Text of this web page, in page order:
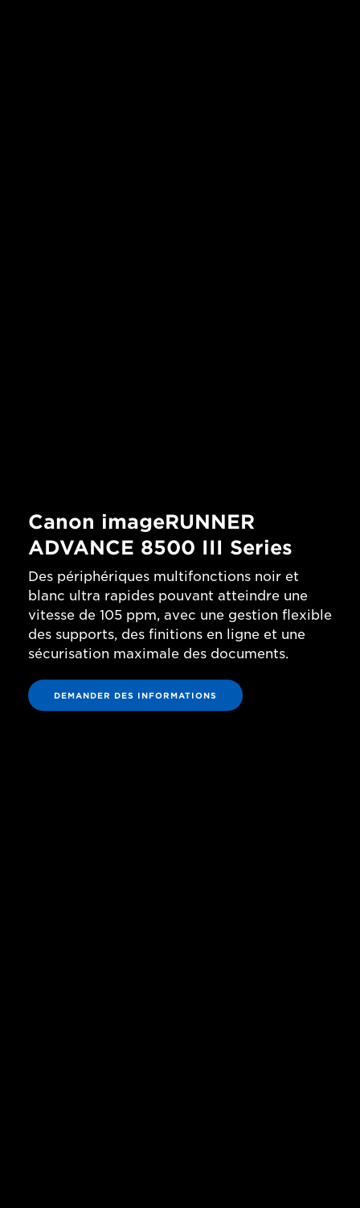
Canon imageRUNNER
ADVANCE 8500 III Series
Des périphériques multifonctions noir et
blanc ultra rapides pouvant atteindre une
vitesse de 105 ppm, avec une gestion flexible
des supports, des finitions en ligne et une
sécurisation maximale des documents.
DEMANDER DES INFORMATIONS